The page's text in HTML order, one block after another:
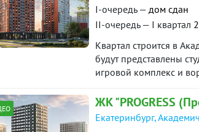
I-очередь — дом сдан
II-очередь — I квартал
Квартал строится в
будут представлены
игровой комплекс и
ЖК "PROGRESS
Екатеринбург,